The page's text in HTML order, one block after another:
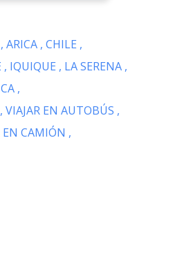
ARICA CHILE
IQUIQUE
LA SERENA
VIAJAR EN AUTOBÚS
EN CAMIÓN